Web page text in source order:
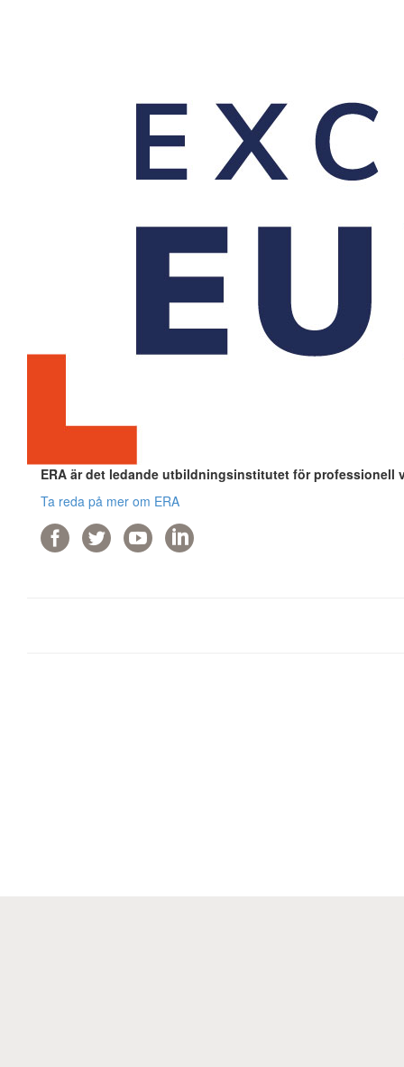
ERA är det ledande utbildningsinstitutet för professionell
Ta reda på mer om ERA